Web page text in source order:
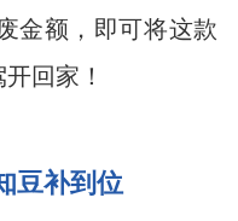
金额，即可将这款
回家！
豆补到位